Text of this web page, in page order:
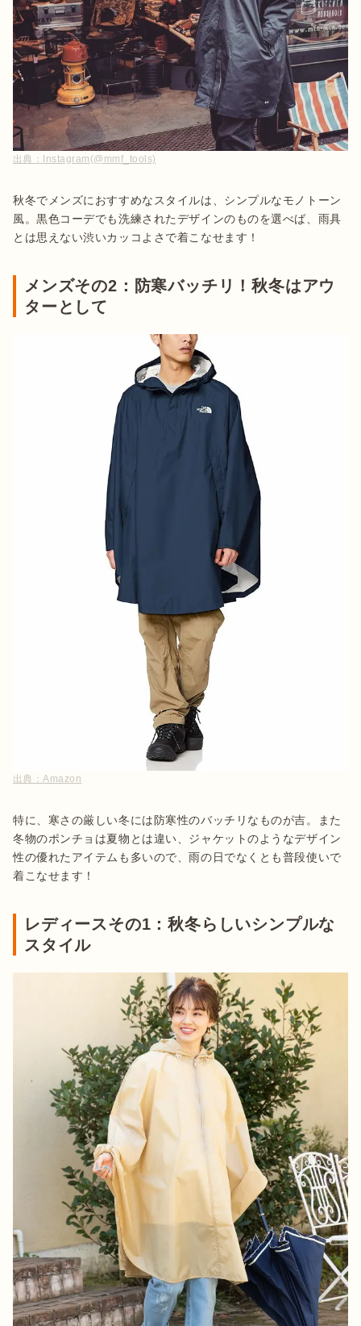
出典： Instagram(@mmf_tools)
秋冬でメンズにおすすめなスタイルは、シンプルなモノトーン
風。黒色コーデでも洗練されたデザインのものを選べば、雨具
とは思えない渋いカッコよさで着こなせます！
メンズその2：防寒バッチリ！秋冬はアウ
ターとして
出典：Amazon
特に、寒さの厳しい冬には防寒性のバッチリなものが吉。また
冬物のポンチョは夏物とは違い、ジャケットのようなデザイン
性の優れたアイテムも多いので、雨の日でなくとも普段使いで
着こなせます！
レディースその1：秋冬らしいシンプルな
スタイル